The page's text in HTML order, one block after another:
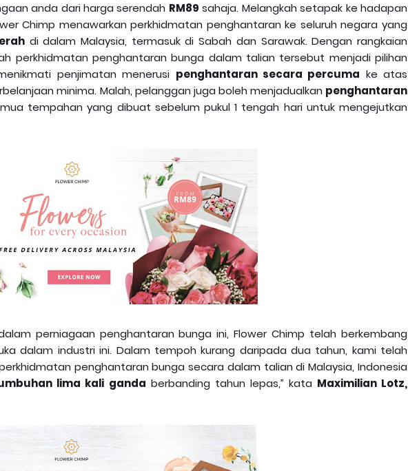
anda dari harga serendah RM89 sahaja. Melangkah setapak ke hadapan
Chimp menawarkan perkhidmatan penghantaran ke seluruh negara yang
di dalam Malaysia, termasuk di Sabah dan Sarawak. Dengan rangkaian
perkhidmatan penghantaran bunga dalam talian tersebut menjadi pilihan
penjimatan menerusi penghantaran secara percuma ke atas
minima. Malah, pelanggan juga boleh menjadualkan penghantaran
tempahan yang dibuat sebelum pukul 1 tengah hari untuk mengejutkan
perniagaan penghantaran bunga ini, Flower Chimp telah berkembang
dalam industri ini. Dalam tempoh kurang daripada dua tahun, kami telah
penghantaran bunga secara dalam talian di Malaysia, Indonesia
lima kali ganda berbanding tahun lepas,” kata Maximilian Lotz,